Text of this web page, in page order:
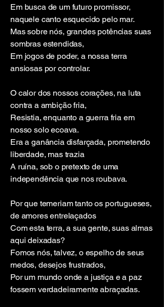
Em busca de um futuro promissor,
naquele canto esquecido pelo mar.
Mas sobre nós, grandes potências suas
sombras estendidas,
Em jogos de poder, a nossa terra
ansiosas por controlar.
O calor dos nossos corações, na luta
contra a ambição fria,
Resistia, enquanto a guerra fria em
nosso solo ecoava.
Era a ganância disfarçada, prometendo
liberdade, mas trazia
A ruína, sob o pretexto de uma
independência que nos roubava.
Por que temeriam tanto os portugueses,
de amores entrelaçados
Com esta terra, a sua gente, suas almas
aqui deixadas?
Fomos nós, talvez, o espelho de seus
medos, desejos frustrados,
Por um mundo onde a justiça e a paz
fossem verdadeiramente abraçadas.